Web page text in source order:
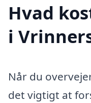
Hvad
i
Når du
det vigtigt at